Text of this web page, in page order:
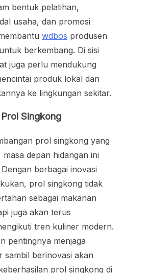
bentuk pelatihan,
usaha, dan promosi
wdbos produsen
berkembang. Di sisi
juga perlu mendukung
produk lokal dan
ke lingkungan sekitar.
Singkong
prol singkong yang
masa depan hidangan ini
berbagai inovasi
prol singkong tidak
sebagai makanan
juga akan terus
tren kuliner modern.
pentingnya menjaga
sambil berinovasi akan
prol singkong di